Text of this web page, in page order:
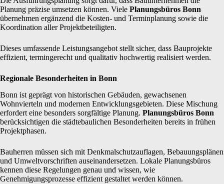
Planung präzise umsetzen können. Viele Planungsbüros Bonn
übernehmen ergänzend die Kosten- und Terminplanung sowie die
Koordination aller Projektbeteiligten.
Dieses umfassende Leistungsangebot stellt sicher, dass Bauprojekte
effizient, termingerecht und qualitativ hochwertig realisiert werden.
Regionale Besonderheiten in Bonn
Bonn ist geprägt von historischen Gebäuden, gewachsenen
Wohnvierteln und modernen Entwicklungsgebieten. Diese Mischung
erfordert eine besonders sorgfältige Planung. Planungsbüros Bonn
berücksichtigen die städtebaulichen Besonderheiten bereits in frühen
Projektphasen.
Bauherren müssen sich mit Denkmalschutzauflagen, Bebauungsplänen
und Umweltvorschriften auseinandersetzen. Lokale Planungsbüros
kennen diese Regelungen genau und wissen, wie
Genehmigungsprozesse effizient gestaltet werden können.